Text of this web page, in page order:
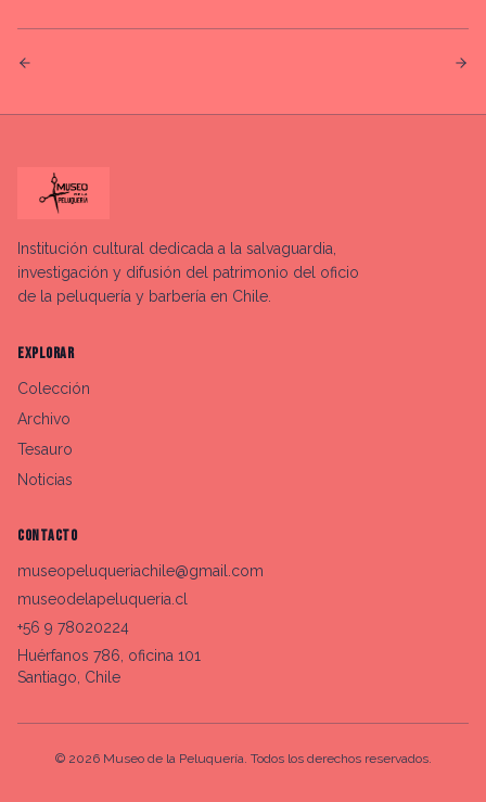
Institución cultural dedicada a la salvaguardia,
investigación y difusión del patrimonio del oficio
de la peluquería y barbería en Chile.
EXPLORAR
Colección
Archivo
Tesauro
Noticias
CONTACTO
museopeluqueriachile@gmail.com
museodelapeluqueria.cl
+56 9 78020224
Huérfanos 786, oficina 101
Santiago, Chile
© 2026Museo de la Peluquería. Todos los derechos reservados.